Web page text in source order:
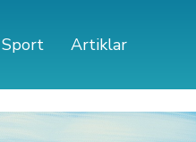
Sport Artiklar